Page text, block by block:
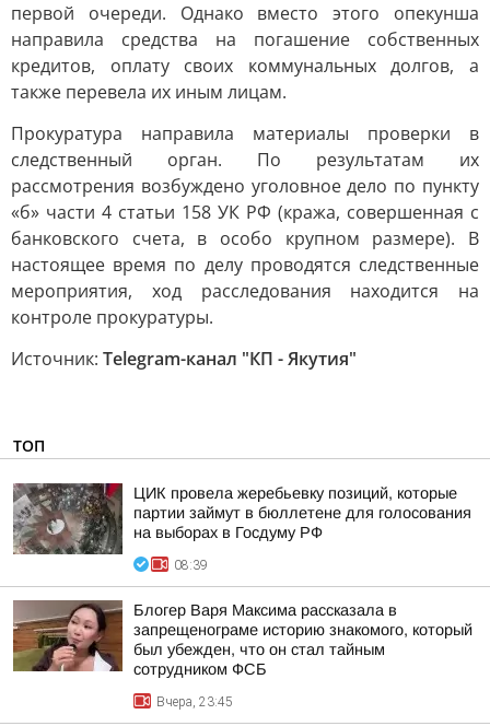
первой очереди. Однако вместо этого опекунша
направила средства на погашение собственных
кредитов, оплату своих коммунальных долгов, а
также перевела их иным лицам.
Прокуратура направила материалы проверки в
следственный орган. По результатам их
рассмотрения возбуждено уголовное дело по пункту
«б» части 4 статьи 158 УК РФ (кража, совершенная с
банковского счета, в особо крупном размере). В
настоящее время по делу проводятся следственные
мероприятия, ход расследования находится на
контроле прокуратуры.
Источник: Telegram-канал "КП - Якутия"
ТОП
ЦИК провела жеребьевку позиций, которые
партии займут в бюллетене для голосования
на выборах в Госдуму РФ
08:39
Блогер Варя Максима рассказала в
запрещенограме историю знакомого, который
был убежден, что он стал тайным
сотрудником ФСБ
Вчера, 23:45